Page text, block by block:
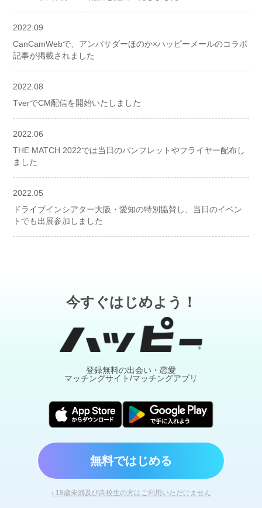
2022.09
CanCamWebで、アンバサダーほのか×ハッピーメールのコラボ
記事が掲載されました
2022.08
TverでCM配信を開始いたしました
2022.06
THE MATCH 2022では当日のパンフレットやフライヤー配布し
ました
2022.05
ドライブインシアター大阪・愛知の特別協賛し、当日のイベン
トでも出展参加しました
今すぐはじめよう！
登録無料の出会い・恋愛
マッチングサイト/マッチングアプリ
無料ではじめる
› 18歳未満及び高校生の方はご利用いただけません